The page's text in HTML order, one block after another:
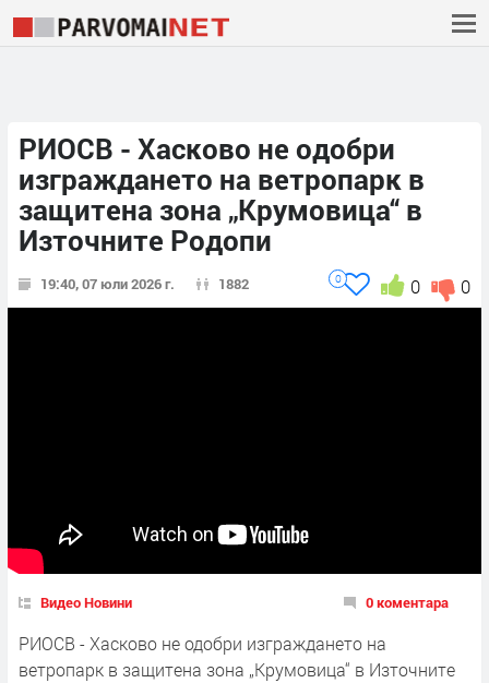
РИОСВ - Хасково не одобри
изграждането на ветропарк в
защитена зона „Крумовица“ в
Източните Родопи
19:40, 07 юли 2026 г. 1882 0
0
0
Видео Новини 0 коментара
РИОСВ - Хасково не одобри изграждането на
ветропарк в защитена зона „Крумовица“ в Източните